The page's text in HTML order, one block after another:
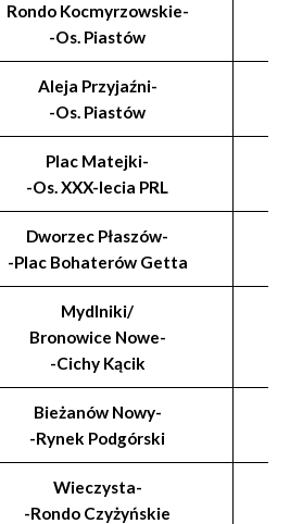
Rondo Kocmyrzowskie-
-Os. Piastów
Aleja Przyjaźni-
-Os. Piastów
Plac Matejki-
-Os. XXX-lecia PRL
Dworzec Płaszów-
-Plac Bohaterów Getta
Mydlniki/
Bronowice Nowe-
-Cichy Kącik
Bieżanów Nowy-
-Rynek Podgórski
Wieczysta-
-Rondo Czyżyńskie